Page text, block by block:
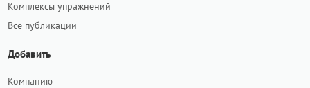
Комплексы упражнений
Все публикации
Добавить
Компанию